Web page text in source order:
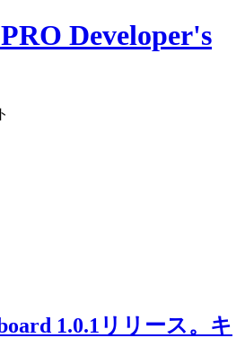
Developer's
1.0.1リリース。キ